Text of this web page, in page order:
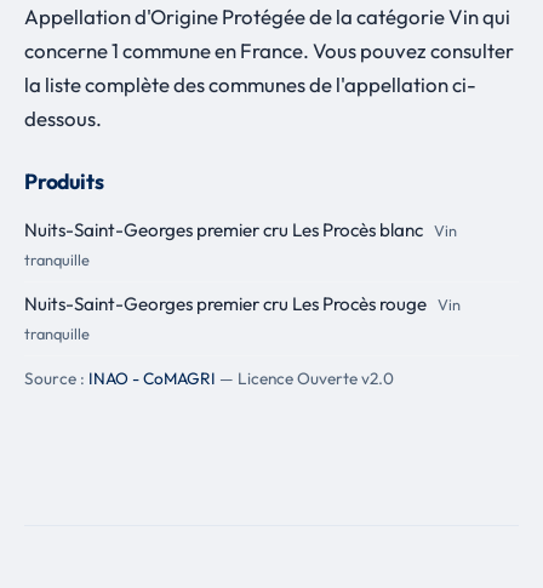
Appellation d'Origine Protégée de la catégorie Vin qui
concerne 1 commune en France. Vous pouvez consulter
la liste complète des communes de l'appellation ci-
dessous.
Produits
Nuits-Saint-Georges premier cru Les Procès blanc Vin
tranquille
Nuits-Saint-Georges premier cru Les Procès rouge Vin
tranquille
Source : INAO - CoMAGRI — Licence Ouverte v2.0